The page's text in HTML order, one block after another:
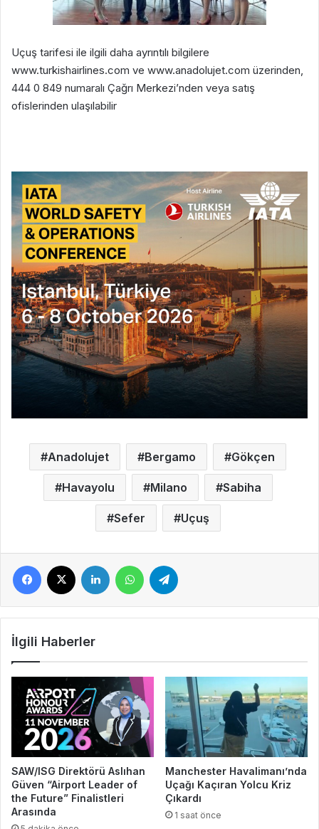
Uçuş tarifesi ile ilgili daha ayrıntılı bilgilere
www.turkishairlines.com ve www.anadolujet.com üzerinden,
444 0 849 numaralı Çağrı Merkezi’nden veya satış
ofislerinden ulaşılabilir
Anadolujet Bergamo Gökçen
Havayolu Milano Sabiha
Sefer Uçuş
Facebook LinkedIn WhatsApp
İlgili Haberler
SAW/ISG Direktörü Aslıhan
Güven “Airport Leader of
the Future” Finalistleri
Arasında
Manchester Havalimanı’nda
Uçağı Kaçıran Yolcu Kriz
Çıkardı
1 saat önce